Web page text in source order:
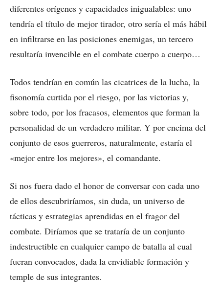
diferentes orígenes y capacidades inigualables: uno
tendría el título de mejor tirador, otro sería el más hábil
en infiltrarse en las posiciones enemigas, un tercero
resultaría invencible en el combate cuerpo a cuerpo…
Todos tendrían en común las cicatrices de la lucha, la
fisonomía curtida por el riesgo, por las victorias y,
sobre todo, por los fracasos, elementos que forman la
personalidad de un verdadero militar. Y por encima del
conjunto de esos guerreros, naturalmente, estaría el
«mejor entre los mejores», el comandante.
Si nos fuera dado el honor de conversar con cada uno
de ellos descubriríamos, sin duda, un universo de
tácticas y estrategias aprendidas en el fragor del
combate. Diríamos que se trataría de un conjunto
indestructible en cualquier campo de batalla al cual
fueran convocados, dada la envidiable formación y
temple de sus integrantes.